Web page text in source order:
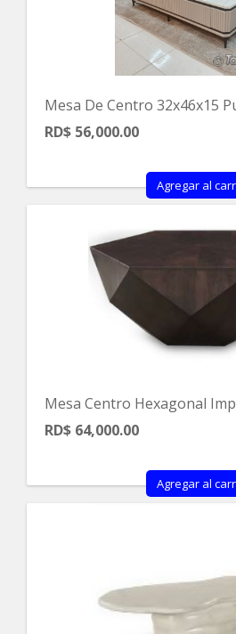
RD$ 56,000.00
Agregar al
Mesa Centro Hexagonal
RD$ 64,000.00
Agregar al